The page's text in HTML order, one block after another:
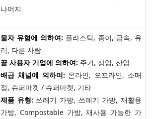
나머지
물자 유형에 의하여: 플라스틱, 종이, 금속, 유
리, 다른 사람
끝 사용자 기업에 의하여: 주거, 상업, 산업
배급 채널에 의하여: 온라인, 오프라인, 소매
점, 슈퍼마켓 / 슈퍼마켓, 기타
제품 유형: 쓰레기 가방, 쓰레기 가방, 재활용
가방, Compostable 가방, 재사용 가능한 가